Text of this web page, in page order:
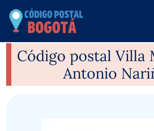
contenido
Código postal Villa
Antonio